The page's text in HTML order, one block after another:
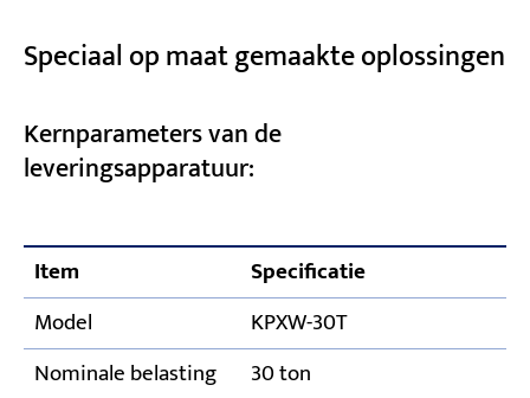
Speciaal op maat gemaakte oplossingen
Kernparameters van de
leveringsapparatuur:
Item
Specificatie
Model
KPXW-30T
Nominale belasting
30 ton